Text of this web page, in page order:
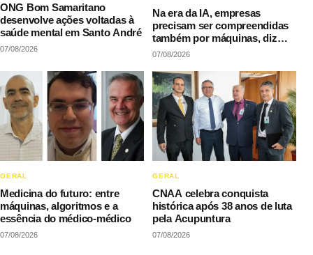
ONG Bom Samaritano
desenvolve ações voltadas à
saúde mental em Santo André
07/08/2026
Na era da IA, empresas
precisam ser compreendidas
também por máquinas, diz
LAQI
07/08/2026
GERAL
Medicina do futuro: entre
máquinas, algoritmos e a
essência do médico-médico
07/08/2026
GERAL
CNAA celebra conquista
histórica após 38 anos de luta
pela Acupuntura
07/08/2026